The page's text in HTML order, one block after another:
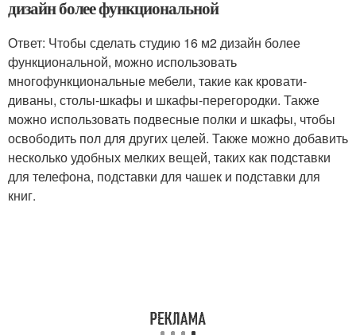
дизайн более функциональной
Ответ: Чтобы сделать студию 16 м2 дизайн более
функциональной, можно использовать
многофункциональные мебели, такие как кровати-
диваны, столы-шкафы и шкафы-перегородки. Также
можно использовать подвесные полки и шкафы, чтобы
освободить пол для других целей. Также можно добавить
несколько удобных мелких вещей, таких как подставки
для телефона, подставки для чашек и подставки для
книг.